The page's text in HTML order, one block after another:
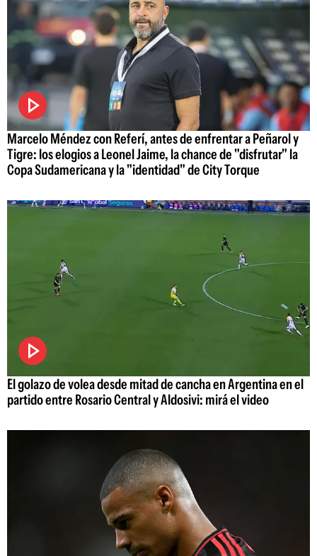
Marcelo Méndez con Referí, antes de enfrentar a Peñarol y
Tigre: los elogios a Leonel Jaime, la chance de "disfrutar" la
Copa Sudamericana y la "identidad" de City Torque
El golazo de volea desde mitad de cancha en Argentina en el
partido entre Rosario Central y Aldosivi: mirá el video